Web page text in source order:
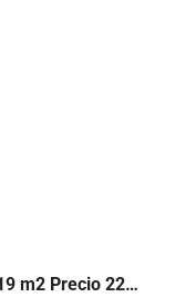
Casa Prefabricada Pasiva Madrid 219 m2 Precio 227.488 euros